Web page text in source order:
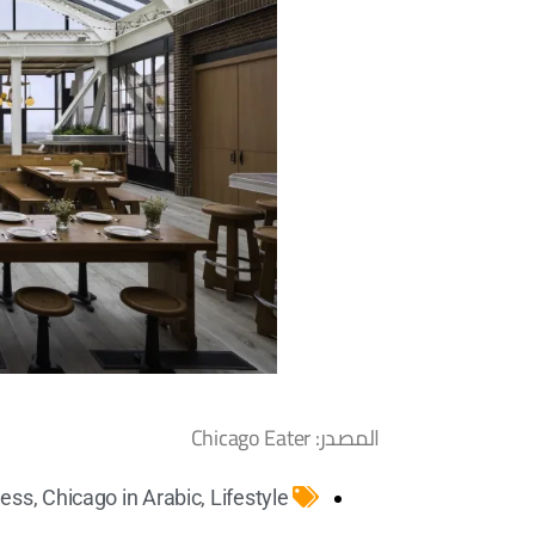
المصدر: Chicago Eater
, Chicago in Arabic, Lifestyle